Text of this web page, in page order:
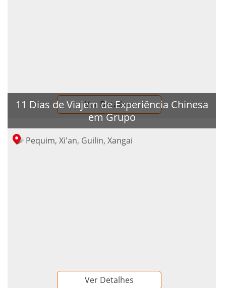
Ver Detalhes
11 Dias de Viajem de Experiência Chinesa
em Grupo
Pequim, Xi'an, Guilin, Xangai
Ver Detalhes